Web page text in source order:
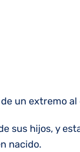
un extremo
sus hijos, y
nacido.